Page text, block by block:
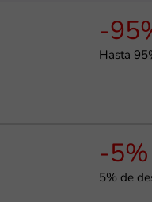
-
Hasta
-5%
5% de